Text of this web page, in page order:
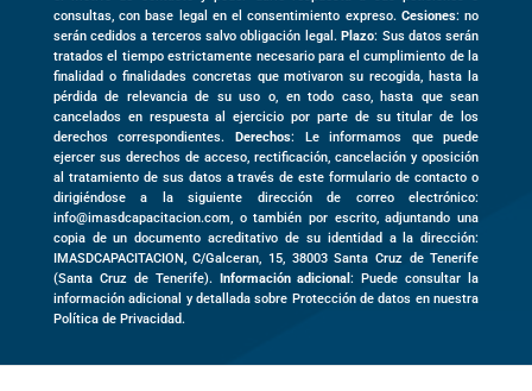
consultas, con base legal en el consentimiento expreso. Cesiones: no
serán cedidos a terceros salvo obligación legal.Plazo: Sus datos serán
tratados el tiempo estrictamente necesario para el cumplimiento de la
finalidad o finalidades concretas que motivaron su recogida, hasta la
pérdida de relevancia de su uso o, en todo caso, hasta que sean
cancelados en respuesta al ejercicio por parte de su titular de los
derechos correspondientes. Derechos: Le informamos que puede
ejercer sus derechos de acceso, rectificación, cancelación y oposición
al tratamiento de sus datos a través de este formulario de contacto o
dirigiéndose a la siguiente dirección de correo electrónico:
info@imasdcapacitacion.com, o también por escrito, adjuntando una
copia de un documento acreditativo de su identidad a la dirección:
IMASDCAPACITACION,C/Galceran, 15, 38003Santa Cruz de Tenerife
(Santa Cruz de Tenerife).Información adicional: Puede consultar la
información adicional y detallada sobre Protección de datos en nuestra
Política de Privacidad.